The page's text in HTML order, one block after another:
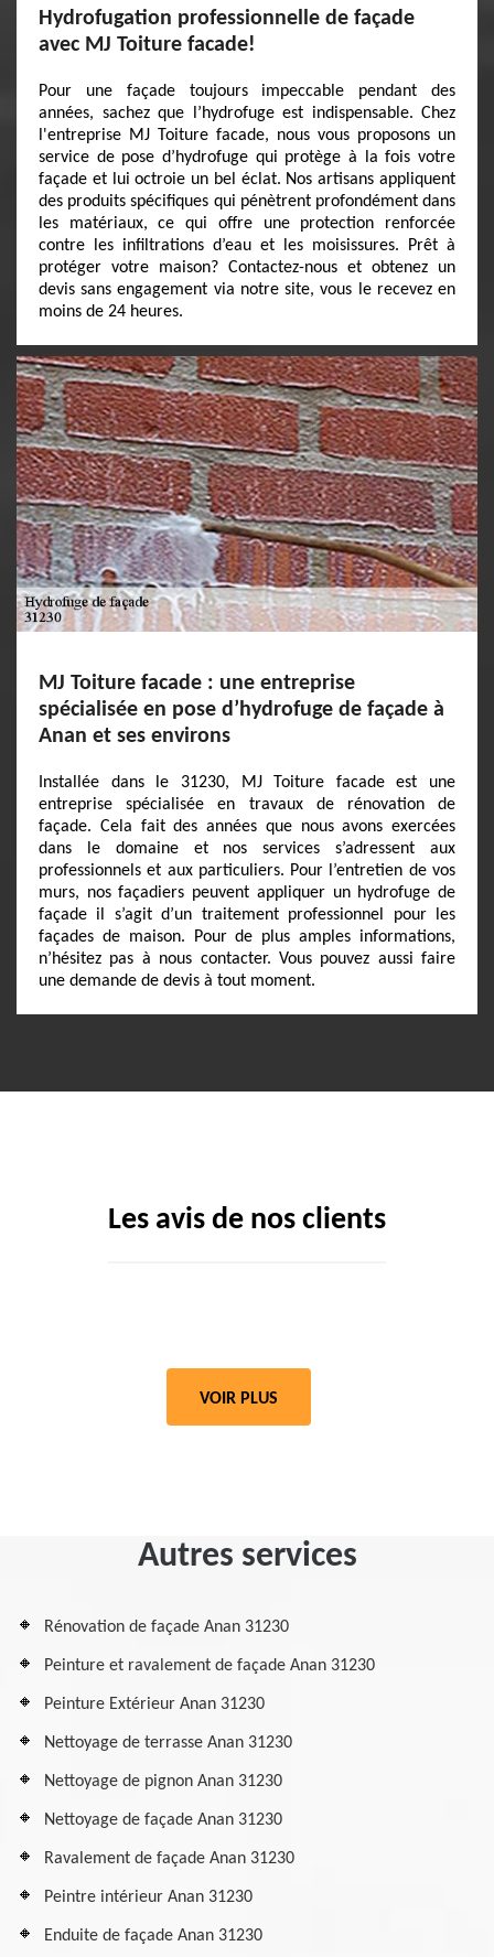
Hydrofugation professionnelle de façade
avec MJ Toiture facade!
Pour une façade toujours impeccable pendant des
années, sachez que l’hydrofuge est indispensable. Chez
l'entreprise MJ Toiture facade, nous vous proposons un
service de pose d’hydrofuge qui protège à la fois votre
façade et lui octroie un bel éclat. Nos artisans appliquent
des produits spécifiques qui pénètrent profondément dans
les matériaux, ce qui offre une protection renforcée
contre les infiltrations d’eau et les moisissures. Prêt à
protéger votre maison? Contactez-nous et obtenez un
devis sans engagement via notre site, vous le recevez en
moins de 24 heures.
MJ Toiture facade : une entreprise
spécialisée en pose d’hydrofuge de façade à
Anan et ses environs
Installée dans le 31230, MJ Toiture facade est une
entreprise spécialisée en travaux de rénovation de
façade. Cela fait des années que nous avons exercées
dans le domaine et nos services s’adressent aux
professionnels et aux particuliers. Pour l’entretien de vos
murs, nos façadiers peuvent appliquer un hydrofuge de
façade il s’agit d’un traitement professionnel pour les
façades de maison. Pour de plus amples informations,
n’hésitez pas à nous contacter. Vous pouvez aussi faire
une demande de devis à tout moment.
Les avis de nos clients
VOIR PLUS
Autres services
Rénovation de façade Anan 31230
Peinture et ravalement de façade Anan 31230
Peinture Extérieur Anan 31230
Nettoyage de terrasse Anan 31230
Nettoyage de pignon Anan 31230
Nettoyage de façade Anan 31230
Ravalement de façade Anan 31230
Peintre intérieur Anan 31230
Enduite de façade Anan 31230